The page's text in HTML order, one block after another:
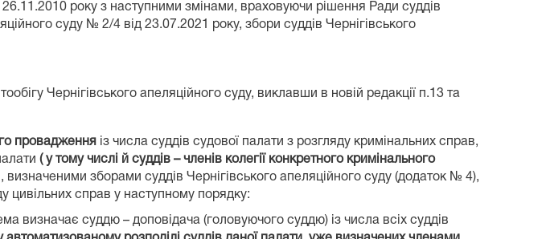
року з наступними змінами, враховуючи рішення Ради суддів
суду № 2/4 від 23.07.2021 року, збори суддів Чернігівського
Чернігівського апеляційного суду, виклавши в новій редакції п.13 та
провадження із числа суддів судової палати з розгляду кримінальних справ,
( у тому числі й суддів – членів колегії конкретного кримінального
визначеними зборами суддів Чернігівського апеляційного суду (додаток № 4),
цивільних справ у наступному порядку:
визначає суддю – доповідача (головуючого суддю) із числа всіх суддів